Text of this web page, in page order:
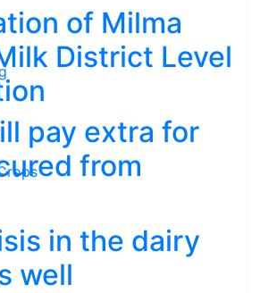
of Milma
District Level
pay extra for
from
in the dairy
well